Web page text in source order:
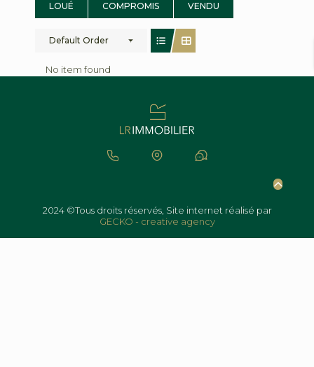
LOUÉ COMPROMIS VENDU
Default Order
No item found
2024 ©Tous droits réservés, Site internet réalisé par
GECKO - creative agency